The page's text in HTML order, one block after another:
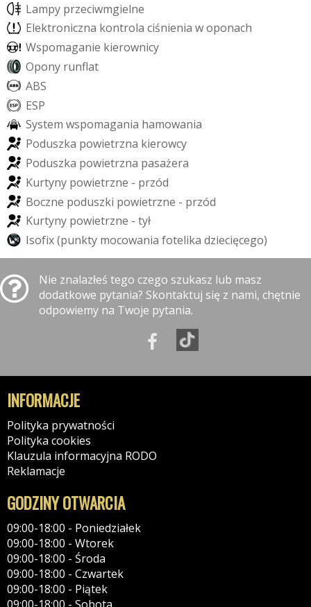
Lampy przeciwmgielne
Elektroniczna kontrola ciśnienia woponach
Wspomaganie kierownicy
Opony runfat
ABS
ESP
System wspomagania hamowania
Poduszka powietrzna kierowcy
Poduszka powietrzna pasażera
Kurtyny powietrzne - przód
Boczne poduszki powietrzne - przód
Kurtyny powietrzne - tył
Isofix(punkty mocowania fotelika dziecięcego)
Nie znalazłeś tego czego szukasz lub masz
dodatkowe pytania? Skontaktuj się z nami, chętnie
odpowiemy na Twoje pytania.
INFORMACJE
Polityka prywatności
Polityka cookies
Klauzula informacyjna RODO
Reklamacje
GODZINY OTWARCIA
09:00-18:00 - Poniedziałek
09:00-18:00 - Wtorek
09:00-18:00 - Środa
09:00-18:00 - Czwartek
09:00-18:00 - Piątek